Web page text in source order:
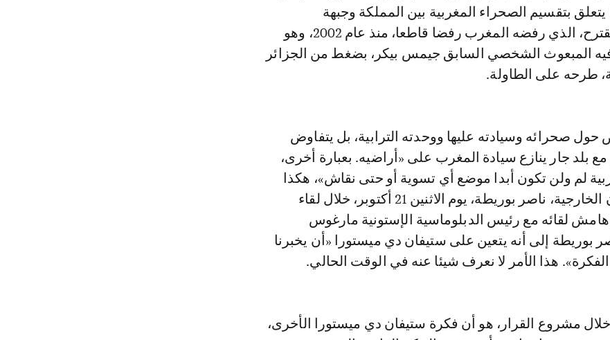
بتقسيم الصحراء المغربية بين المملكة وجبهة
البوليساريو. وهو مقترح، الذي رفضه المغرب رفضا قاطعا، منذ عام 2002، وهو
المبعوث الشخصي السابق جيمس بيكر، بضغط من الجزائر
طرحه على الطاولة.
حول صحرائه وسيادته عليها ووحدته الترابية، بل يتفاوض
بلد جار ينازع سيادة المغرب على «أراضيه. بعبارة أخرى،
لم ولن تكون أبدا موضع أي تسوية أو حتى نقاش»، هكذا
حسم وزير الشؤون الخارجية، ناصر بوريطة، يوم الاثنين 21 أكتوبر، خلال لقاء
لقائه مع رئيس الدبلوماسية الإستونية مارغوس
بوريطة إلى أنه يتعين على ستيفان دي ميستورا «أن يخبرنا
هذا الأمر لا نعرف شيئا عنه في الوقت الحالي.
مشروع القرار، هو أن فكرة ستيفان دي ميستورا الأخرى،